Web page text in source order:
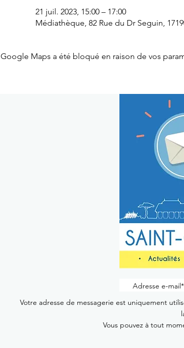
21 juil. 2023, 15:00 – 17:00
Médiathèque, 82 Rue du Dr Seguin,
Google Maps a été bloqué en raison de vos
Votre adresse de messagerie est uniquement
Vous pouvez à tout